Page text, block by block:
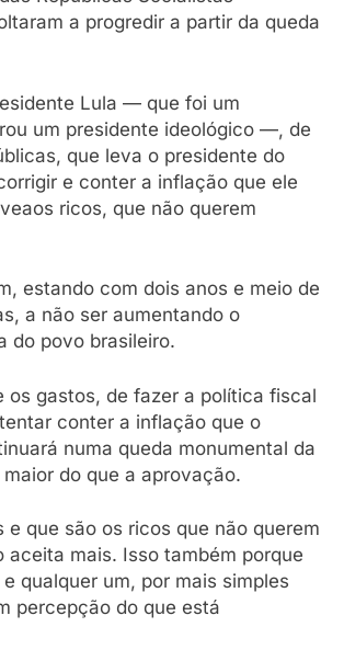
a progredir a partir da queda
Lula — que foi um
um presidente ideológico —, de
que leva o presidente do
e conter a inflação que ele
ricos, que não querem
estando com dois anos e meio de
a não ser aumentando o
do povo brasileiro.
gastos, de fazer a política fiscal
conter a inflação que o
numa queda monumental da
do que a aprovação.
que são os ricos que não querem
mais. Isso também porque
qualquer um, por mais simples
percepção do que está